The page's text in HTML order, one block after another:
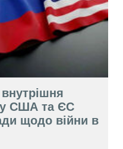
у США та ЄС
щодо війни в